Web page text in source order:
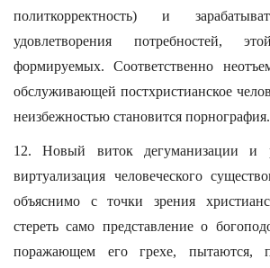
политкорректность) и
удовлетворения потребностей,
формируемых. Соответственно
обслуживающей постхристианское
неизбежностью становится порнография.
12. Новый виток дегуманизации и
виртуализация человеческого
объяснимо с точки зрения
стереть само представление о
поражающем его грехе, пытаются,